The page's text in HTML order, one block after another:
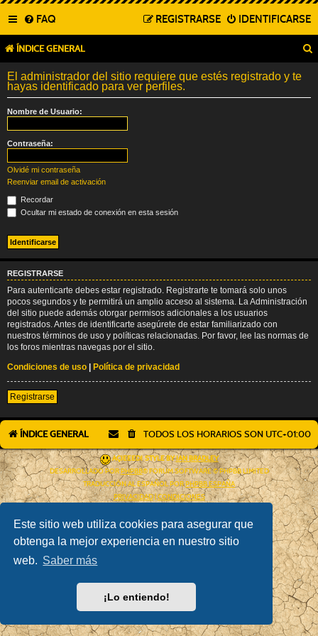
Este sitio web utiliza cookies para asegurar que
obtenga la mejor experiencia en nuestro sitio
web. Saber más
¡Lo entiendo!
FAQ IDENTIFICARSE
REGISTRARSE
ÍNDICE GENERAL
El administrador del sitio requiere que estés registrado y te
hayas identificado para ver perfiles.
Nombre de Usuario:
Contraseña:
Olvidé mi contraseña
Reenviar email de activación
Recordar
Ocultar mi estado de conexión en esta sesión
REGISTRARSE
Para autenticarte debes estar registrado. Registrarte te tomará solo unos
pocos segundos y te permitirá un amplio acceso al sistema. La Administración
del sitio puede además otorgar permisos adicionales a los usuarios
registrados. Antes de identificarte asegúrete de estar familiarizado con
nuestros términos de uso y políticas relacionadas. Por favor, lee las normas de
los foros mientras navegas por el sitio.
Condiciones de uso | Política de privacidad
Registrarse
ÍNDICE GENERAL TODOS LOS HORARIOS SON UTC+01:00
AÇIEEED! STYLE BYIAN BRADLEY
DESARROLLADO POR PHPBB® FORUM SOFTWARE © PHPBB LIMITED
TRADUCCIÓN AL ESPAÑOL POR PHPBB ESPAÑA
PRIVACIDAD|CONDICIONES